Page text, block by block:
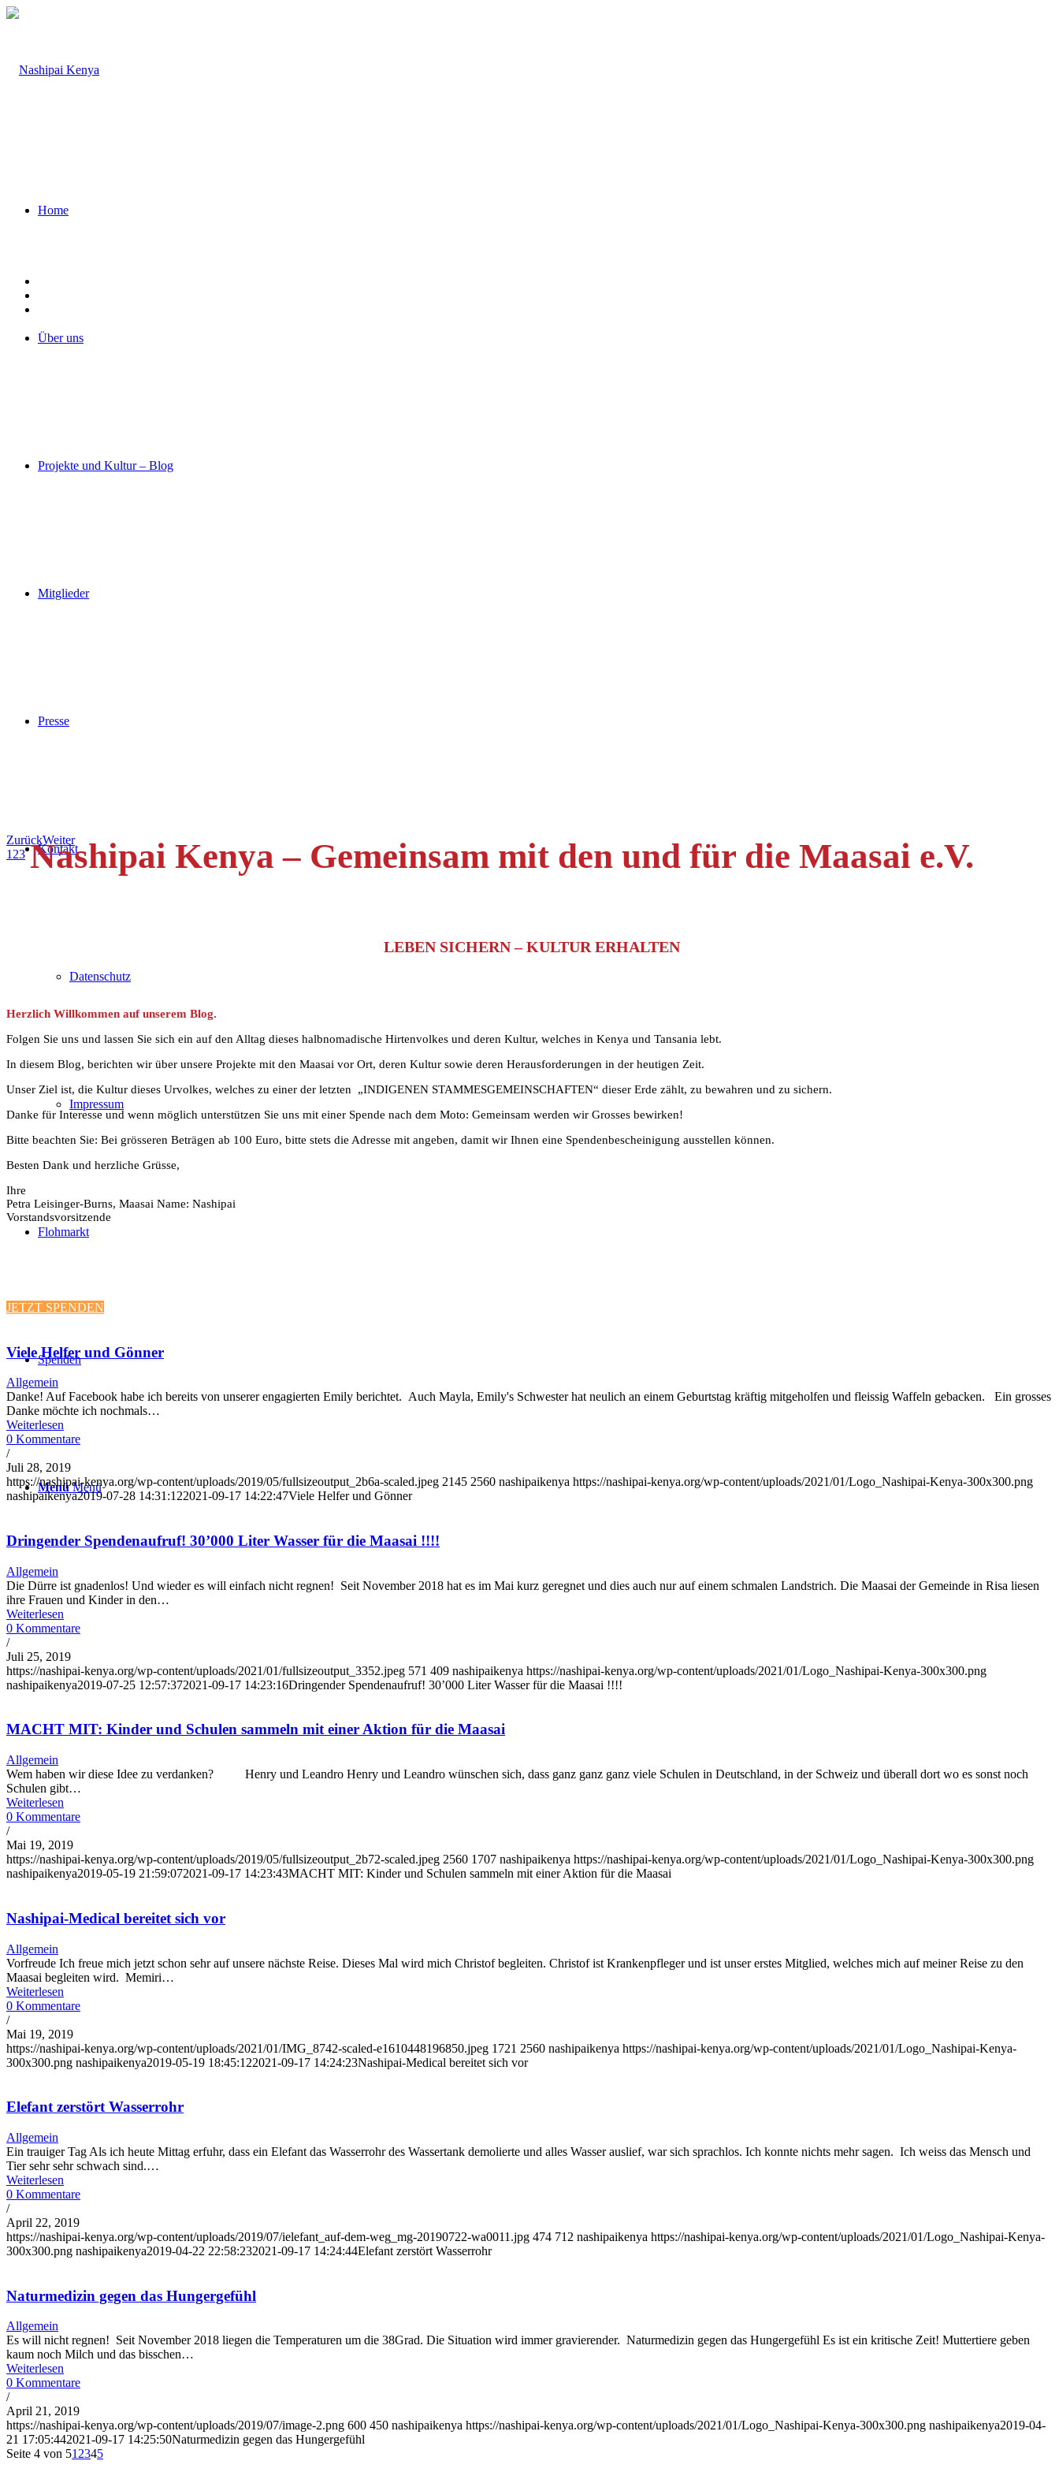
Home
Über uns
Projekte und Kultur – Blog
Mitglieder
Presse
Kontakt
Datenschutz
Impressum
Flohmarkt
Spenden
Menü Menü
ZurückWeiter
1 23 Nashipai Kenya – Gemeinsam mit den und für die Maasai e.V.
LEBEN SICHERN – KULTUR ERHALTEN
Herzlich Willkommen auf unserem Blog.
Folgen Sie uns und lassen Sie sich ein auf den Alltag dieses halbnomadische Hirtenvolkes und deren Kultur, welches in Kenya und Tansania lebt.
In diesem Blog, berichten wir über unsere Projekte mit den Maasai vor Ort, deren Kultur sowie deren Herausforderungen in der heutigen Zeit.
Unser Ziel ist, die Kultur dieses Urvolkes, welches zu einer der letzten „INDIGENEN STAMMESGEMEINSCHAFTEN“ dieser Erde zählt, zu bewahren und zu sichern.
Danke für Interesse und wenn möglich unterstützen Sie uns mit einer Spende nach dem Moto: Gemeinsam werden wir Grosses bewirken!
Bitte beachten Sie: Bei grösseren Beträgen ab 100 Euro, bitte stets die Adresse mit angeben, damit wir Ihnen eine Spendenbescheinigung ausstellen können.
Besten Dank und herzliche Grüsse,
Ihre
Petra Leisinger-Burns, Maasai Name: Nashipai
Vorstandsvorsitzende
JETZT SPENDEN
Viele Helfer und Gönner
Allgemein
Danke! Auf Facebook habe ich bereits von unserer engagierten Emily berichtet. Auch Mayla, Emily's Schwester hat neulich an einem Geburtstag kräftig mitgeholfen und fleissig Waffeln gebacken. Ein grosses
Danke möchte ich nochmals…
Weiterlesen
0 Kommentare
/
Juli 28, 2019
https://nashipai-kenya.org/wp-content/uploads/2019/05/fullsizeoutput_2b6a-scaled.jpeg 2145 2560 nashipaikenya https://nashipai-kenya.org/wp-content/uploads/2021/01/Logo_Nashipai-Kenya-300x300.png
nashipaikenya2019-07-28 14:31:122021-09-17 14:22:47Viele Helfer und Gönner
Dringender Spendenaufruf! 30’000 Liter Wasser für die Maasai !!!!
Allgemein
Die Dürre ist gnadenlos! Und wieder es will einfach nicht regnen! Seit November 2018 hat es im Mai kurz geregnet und dies auch nur auf einem schmalen Landstrich. Die Maasai der Gemeinde in Risa liesen
ihre Frauen und Kinder in den…
Weiterlesen
0 Kommentare
/
Juli 25, 2019
https://nashipai-kenya.org/wp-content/uploads/2021/01/fullsizeoutput_3352.jpeg 571 409 nashipaikenya https://nashipai-kenya.org/wp-content/uploads/2021/01/Logo_Nashipai-Kenya-300x300.png
nashipaikenya2019-07-25 12:57:372021-09-17 14:23:16Dringender Spendenaufruf! 30’000 Liter Wasser für die Maasai !!!!
MACHT MIT: Kinder und Schulen sammeln mit einer Aktion für die Maasai
Allgemein
Wem haben wir diese Idee zu verdanken? Henry und Leandro Henry und Leandro wünschen sich, dass ganz ganz ganz viele Schulen in Deutschland, in der Schweiz und überall dort wo es sonst noch
Schulen gibt…
Weiterlesen
0 Kommentare
/
Mai 19, 2019
https://nashipai-kenya.org/wp-content/uploads/2019/05/fullsizeoutput_2b72-scaled.jpeg 2560 1707 nashipaikenya https://nashipai-kenya.org/wp-content/uploads/2021/01/Logo_Nashipai-Kenya-300x300.png
nashipaikenya2019-05-19 21:59:072021-09-17 14:23:43MACHT MIT: Kinder und Schulen sammeln mit einer Aktion für die Maasai
Nashipai-Medical bereitet sich vor
Allgemein
Vorfreude Ich freue mich jetzt schon sehr auf unsere nächste Reise. Dieses Mal wird mich Christof begleiten. Christof ist Krankenpfleger und ist unser erstes Mitglied, welches mich auf meiner Reise zu den
Maasai begleiten wird. Memiri…
Weiterlesen
0 Kommentare
/
Mai 19, 2019
https://nashipai-kenya.org/wp-content/uploads/2021/01/IMG_8742-scaled-e1610448196850.jpeg 1721 2560 nashipaikenya https://nashipai-kenya.org/wp-content/uploads/2021/01/Logo_Nashipai-Kenya-
300x300.png nashipaikenya2019-05-19 18:45:122021-09-17 14:24:23Nashipai-Medical bereitet sich vor
Elefant zerstört Wasserrohr
Allgemein
Ein trauiger Tag Als ich heute Mittag erfuhr, dass ein Elefant das Wasserrohr des Wassertank demolierte und alles Wasser auslief, war sich sprachlos. Ich konnte nichts mehr sagen. Ich weiss das Mensch und
Tier sehr sehr schwach sind.…
Weiterlesen
0 Kommentare
/
April 22, 2019
https://nashipai-kenya.org/wp-content/uploads/2019/07/ielefant_auf-dem-weg_mg-20190722-wa0011.jpg 474 712 nashipaikenya https://nashipai-kenya.org/wp-content/uploads/2021/01/Logo_Nashipai-Kenya-
300x300.png nashipaikenya2019-04-22 22:58:232021-09-17 14:24:44Elefant zerstört Wasserrohr
Naturmedizin gegen das Hungergefühl
Allgemein
Es will nicht regnen! Seit November 2018 liegen die Temperaturen um die 38Grad. Die Situation wird immer gravierender. Naturmedizin gegen das Hungergefühl Es ist ein kritische Zeit! Muttertiere geben
kaum noch Milch und das bisschen…
Weiterlesen
0 Kommentare
/
April 21, 2019
https://nashipai-kenya.org/wp-content/uploads/2019/07/image-2.png 600 450 nashipaikenya https://nashipai-kenya.org/wp-content/uploads/2021/01/Logo_Nashipai-Kenya-300x300.png nashipaikenya2019-04-
21 17:05:442021-09-17 14:25:50Naturmedizin gegen das Hungergefühl
Seite 4 von 512345